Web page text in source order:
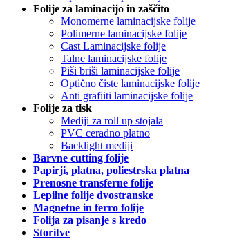
Folije za laminacijo in zaščito
Monomerne laminacijske folije
Polimerne laminacijske folije
Cast Laminacijske folije
Talne laminacijske folije
Piši briši laminacijske folije
Optično čiste laminacijske folije
Anti grafiiti laminacijske folije
Folije za tisk
Mediji za roll up stojala
PVC ceradno platno
Backlight mediji
Barvne cutting folije
Papirji, platna, poliestrska platna
Prenosne transferne folije
Lepilne folije dvostranske
Magnetne in ferro folije
Folija za pisanje s kredo
Storitve